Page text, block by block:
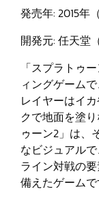
発売年: 2015年
開発元: 任天堂
「スプラトゥ
ィングゲーム
レイヤーはイ
クで地面を塗
ゥーン2」は、
なビジュアル
ライン対戦の
備えたゲームで